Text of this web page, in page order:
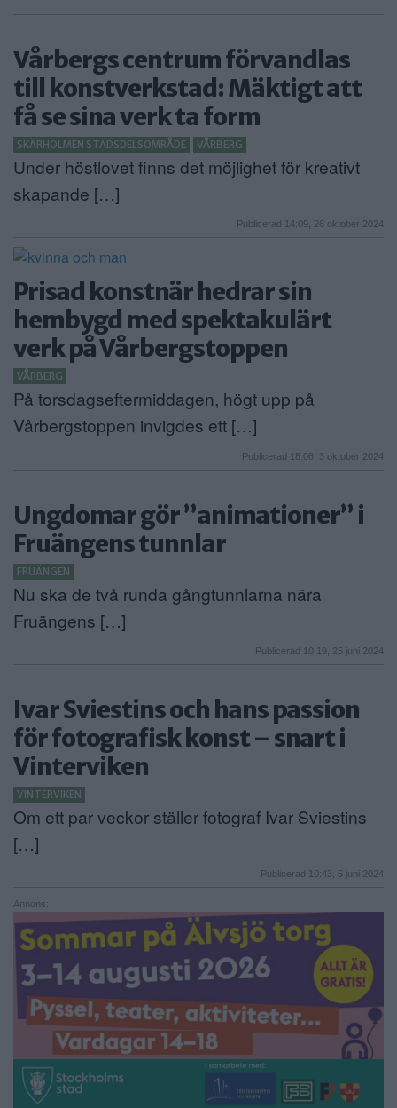
Vårbergs centrum förvandlas
till konstverkstad: Mäktigt att
få se sina verk ta form
SKÄRHOLMEN STADSDELSOMRÅDE VÅRBERG
Under höstlovet finns det möjlighet för kreativt
skapande […]
Publicerad 14:09, 26 oktober 2024
Prisad konstnär hedrar sin
hembygd med spektakulärt
verk på Vårbergstoppen
VÅRBERG
På torsdagseftermiddagen, högt upp på
Vårbergstoppen invigdes ett […]
Publicerad 18:08, 3 oktober 2024
Ungdomar gör ”animationer” i
Fruängens tunnlar
FRUÄNGEN
Nu ska de två runda gångtunnlarna nära
Fruängens […]
Publicerad 10:19, 25 juni 2024
Ivar Sviestins och hans passion
för fotografisk konst – snart i
Vinterviken
VINTERVIKEN
Om ett par veckor ställer fotograf Ivar Sviestins
[…]
Publicerad 10:43, 5 juni 2024
Annons: